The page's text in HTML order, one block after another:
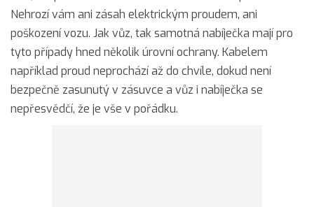
Nehrozí vám ani zásah elektrickým proudem, ani
poškození vozu. Jak vůz, tak samotná nabíječka mají pro
tyto případy hned několik úrovní ochrany. Kabelem
například proud neprochází až do chvíle, dokud není
bezpečně zasunutý v zásuvce a vůz i nabíječka se
nepřesvědčí, že je vše v pořádku.